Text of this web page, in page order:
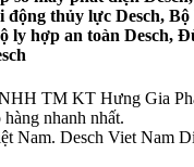
động thủy lực Desch,
ly hợp an toàn Desch,
TM KT Hưng Gia
nhanh nhất.
Nam. Desch Viet Nam